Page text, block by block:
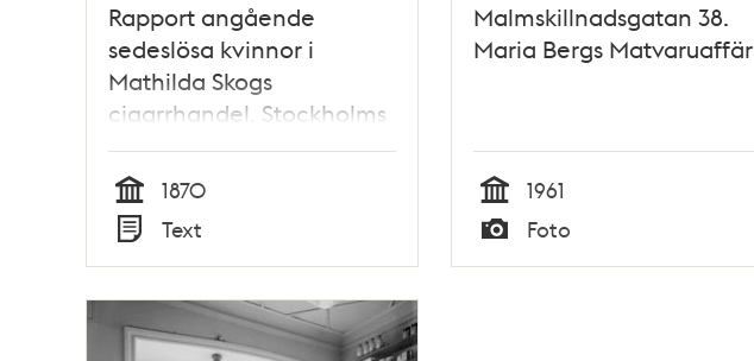
Rapport angående
sedeslösa kvinnor i
Mathilda Skogs
cigarrhandel. Stockholms
polis
prostitutionsavdelning
Tid
1870
Typ
Text
Malmskillnadsgatan 38.
Maria Bergs Matvaruaffär
Tid
1961
Typ
Foto